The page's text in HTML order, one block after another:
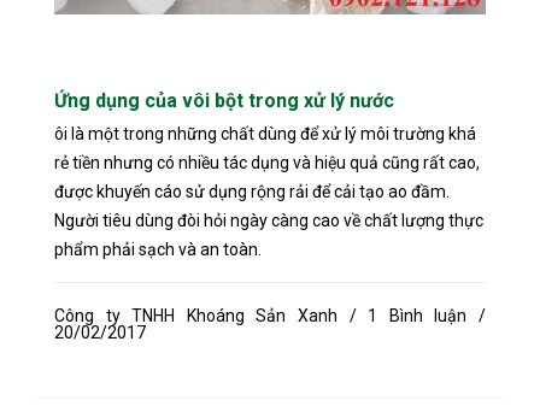
Ứng dụng của vôi bột trong xử lý nước
ôi là một trong những chất dùng để xử lý môi trường khá
rẻ tiền nhưng có nhiều tác dụng và hiệu quả cũng rất cao,
được khuyến cáo sử dụng rộng rải để cải tạo ao đầm.
Người tiêu dùng đòi hỏi ngày càng cao về chất lượng thực
phẩm phải sạch và an toàn.
Công ty TNHH Khoáng Sản Xanh / 1 Bình luận /
20/02/2017